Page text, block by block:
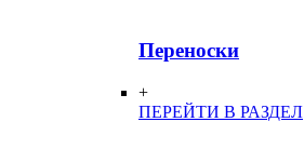
Переноски
+
ПЕРЕЙТИ В РАЗДЕЛ